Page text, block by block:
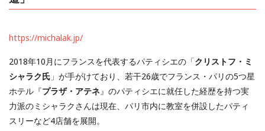
https://michalak.jp/
2018年10月にフランスを代表するパティシエの「クリストフ・ミ
シャラク氏 」が手がけており、若干26歳でフランス・パリの5つ星
ホテル『プラザ・アテネ』のパティシエに就任した経歴を持つ実
力派のミシャラクさんは現在、パリ市内に教室を併設したパティ
スリーなど4店舗を展開。